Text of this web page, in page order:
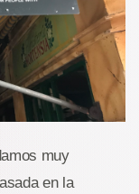
muy
en la